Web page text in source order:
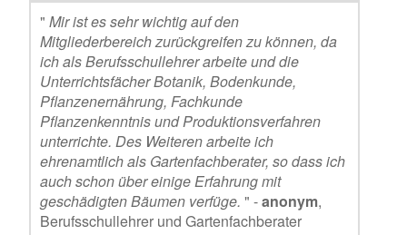
" Mir ist es sehr wichtig auf den
Mitgliederbereich zurückgreifen zu können, da
ich als Berufsschullehrer arbeite und die
Unterrichtsfächer Botanik, Bodenkunde,
Pflanzenernährung, Fachkunde
Pflanzenkenntnis und Produktionsverfahren
unterrichte. Des Weiteren arbeite ich
ehrenamtlich als Gartenfachberater, so dass ich
auch schon über einige Erfahrung mit
geschädigten Bäumen verfüge. " -anonym,
Berufsschullehrer und Gartenfachberater